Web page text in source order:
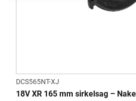
DCS565NT-XJ
18V XR 165 mm sirkelsag –